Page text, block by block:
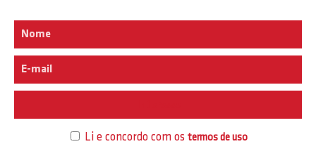
Li e concordo com os termos de uso